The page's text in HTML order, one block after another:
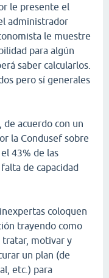
le presente el
administrador
le muestre
para algún
saber calcularlos.
pero sí generales
acuerdo con un
la Condusef sobre
43% de las
de capacidad
coloquen
trayendo como
tratar, motivar y
un plan (de
etc.) para